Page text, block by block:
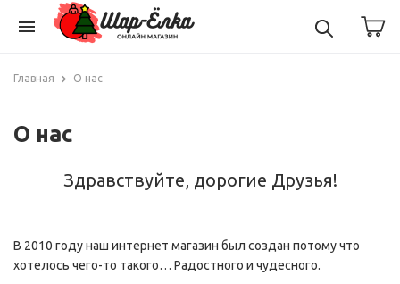
menu
Главная О нас
О нас
Здравствуйте, дорогие Друзья!
В 2010 году наш интернет магазин был создан потому что
хотелось чего-то такого… Радостного и чудесного.